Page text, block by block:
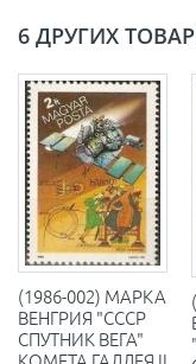
6 ДРУГИХ
(1986-002) МАРКА
ВЕНГРИЯ "СССР
СПУТНИК ВЕГА"